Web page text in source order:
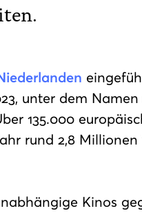
unter dem
135.000
rund 2,8
Kinos